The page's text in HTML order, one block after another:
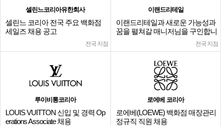
셀린느코리아유한회사
셀린느 코리아 전국 주요 백화점
세일즈 채용 공고
전국 지점
이랜드리테일
이랜드리테일과 새로운 가능성과
꿈을 펼쳐갈 매니저님을 구인합니
전국 지점
루이비통코리아
LOUIS VUITTON 신입 및 경력 Op
erations Associate 채용
로에베 코리아
로에베(LOEWE) 백화점 매장관리
정규직 직원 채용